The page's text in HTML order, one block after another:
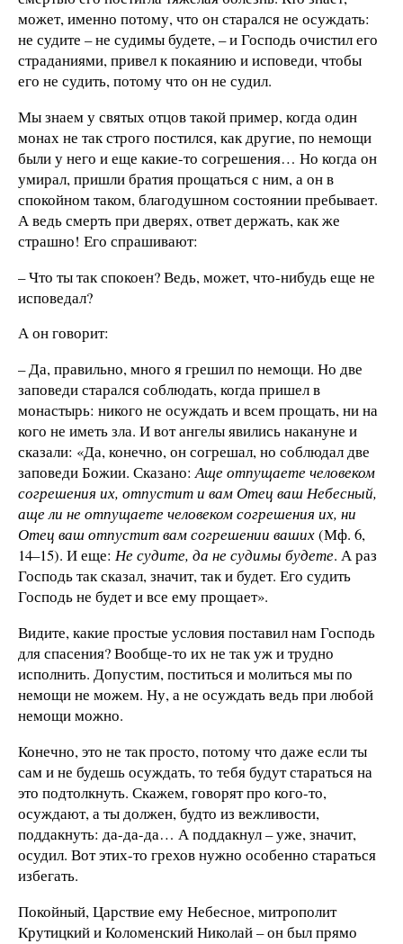
может, именно потому, что он старался не осуждать:
не судите – не судимы будете, – и Господь очистил его
страданиями, привел к покаянию и исповеди, чтобы
его не судить, потому что он не судил.
Мы знаем у святых отцов такой пример, когда один
монах не так строго постился, как другие, по немощи
были у него и еще какие-то согрешения… Но когда он
умирал, пришли братия прощаться с ним, а он в
спокойном таком, благодушном состоянии пребывает.
А ведь смерть при дверях, ответ держать, как же
страшно! Его спрашивают:
– Что ты так спокоен? Ведь, может, что-нибудь еще не
исповедал?
А он говорит:
– Да, правильно, много я грешил по немощи. Но две
заповеди старался соблюдать, когда пришел в
монастырь: никого не осуждать и всем прощать, ни на
кого не иметь зла. И вот ангелы явились накануне и
сказали: «Да, конечно, он согрешал, но соблюдал две
заповеди Божии. Сказано:Аще отпущаете человеком
согрешения их, отпустит и вам Отец ваш Небесный,
аще ли не отпущаете человеком согрешения их, ни
Отец ваш отпустит вам согрешении ваших(Мф. 6,
14–15). И еще: Не судите, да не судимы будете. А раз
Господь так сказал, значит, так и будет. Его судить
Господь не будет и все ему прощает».
Видите, какие простые условия поставил нам Господь
для спасения? Вообще-то их не так уж и трудно
исполнить. Допустим, поститься и молиться мы по
немощи не можем. Ну, а не осуждать ведь при любой
немощи можно.
Конечно, это не так просто, потому что даже если ты
сам и не будешь осуждать, то тебя будут стараться на
это подтолкнуть. Скажем, говорят про кого-то,
осуждают, а ты должен, будто из вежливости,
поддакнуть: да-да-да… А поддакнул – уже, значит,
осудил. Вот этих-то грехов нужно особенно стараться
избегать.
Покойный, Царствие ему Небесное, митрополит
Крутицкий и Коломенский Николай – он был прямо